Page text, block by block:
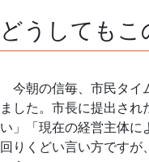
どうしてもこ
今朝の信毎、市民タイ
ました。市長に提出さ
い」「現在の経営主体に
回りくどい言い方ですが